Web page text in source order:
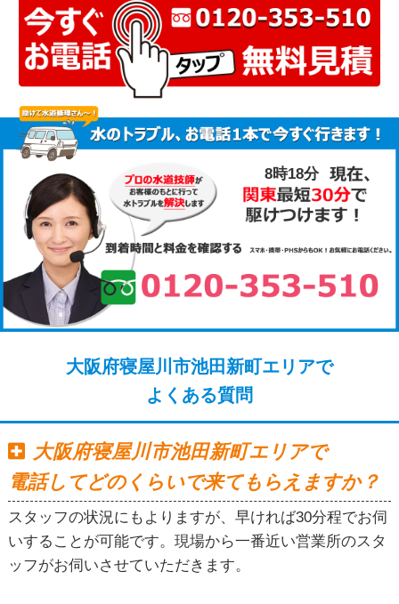
8時18分
大阪府寝屋川市池田新町エリアで
よくある質問
大阪府寝屋川市池田新町エリアで
電話してどのくらいで来てもらえますか？
スタッフの状況にもよりますが、早ければ30分程でお伺
いすることが可能です。現場から一番近い営業所のスタ
ッフがお伺いさせていただきます。